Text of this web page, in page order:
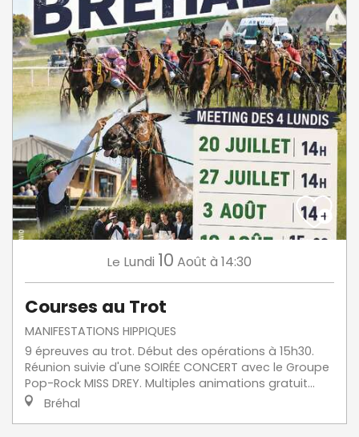
Le Lundi 10 Août à 14:30
Courses au Trot
MANIFESTATIONS HIPPIQUES
9 épreuves au trot. Début des opérations à 15h30.
Réunion suivie d'une SOIRÉE CONCERT avec le Groupe
Pop-Rock MISS DREY. Multiples animations gratuit...
Bréhal